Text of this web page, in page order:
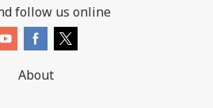
follow us online
About